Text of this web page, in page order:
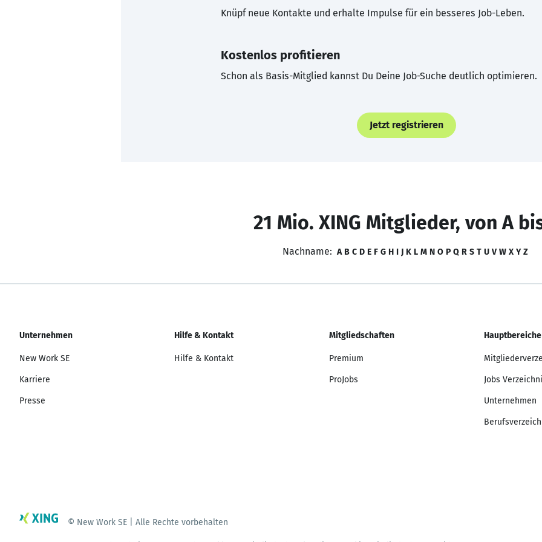
Knüpf neue Kontakte und erhalte Impulse für ein besseres Job-Leben.
Kostenlos profitieren
Schon als Basis-Mitglied kannst Du Deine Job-Suche deutlich optimieren.
Jetzt registrieren
21 Mio. XING Mitglieder, von A
Nachname: A B C D E F G H I J K L M N O P Q R S T U V W X Y Z
Unternehmen
New Work SE
Karriere
Presse
Hilfe & Kontakt
Hilfe & Kontakt
Mitgliedschaften
Premium
ProJobs
Hauptbereiche
Jobs
Unternehmen
© New Work SE | Alle Rechte vorbehalten